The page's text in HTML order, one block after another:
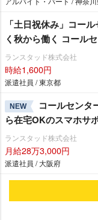
「土日祝休み」コー
く秋から働く コール
ランスタッド株式会社
時給1,600円
派遣社員 / 東京都
NEW
コールセンタ
ら在宅OKのスマホサ
ランスタッド株式会社
月給28万3,000円
派遣社員 / 大阪府